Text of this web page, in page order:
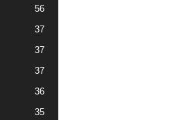
56
37
37
37
36
35